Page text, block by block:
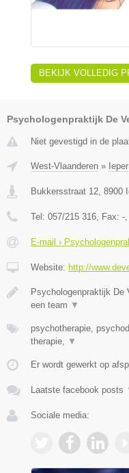
BEKIJK VOLLEDIG
Psychologenpraktijk De
Niet gevestigd in de
West-Vlaanderen » Ieper
Bukkersstraat 12, 8900
Tel: 057/215 316, Fax: -
E-mail ›
Website: http://
Psychologenpraktijk De
een team ▼
psychotherapie,
therapie, ▼
Er wordt gewerkt op
Laatste facebook posts
Sociale media: